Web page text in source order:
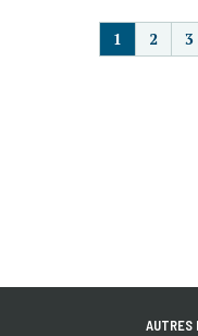
1 2 3
AUTRES